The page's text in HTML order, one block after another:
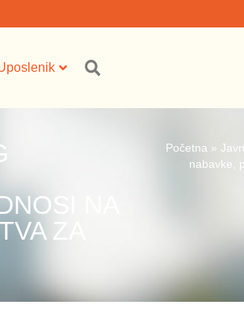
NA
ZA
Početna»
nabavke,